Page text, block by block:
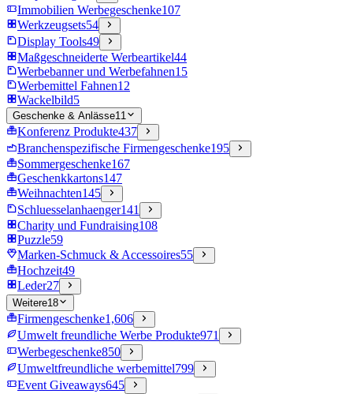
Immobilien Werbegeschenke107
Werkzeugsets54
Display Tools49
Maßgeschneiderte Werbeartikel44
Werbebanner und Werbefahnen15
Werbemittel Fahnen12
Wackelbild5
Geschenke & Anlässe11
Konferenz Produkte437
Branchenspezifische Firmengeschenke195
Sommergeschenke167
Geschenkkartons147
Weihnachten145
Schluesselanhaenger141
Charity und Fundraising108
Puzzle59
Marken-Schmuck & Accessoires55
Hochzeit49
Leder27
Weitere18
Firmengeschenke1,606
Umwelt freundliche Werbe Produkte971
Werbegeschenke850
Umweltfreundliche werbemittel799
Event Giveaways645